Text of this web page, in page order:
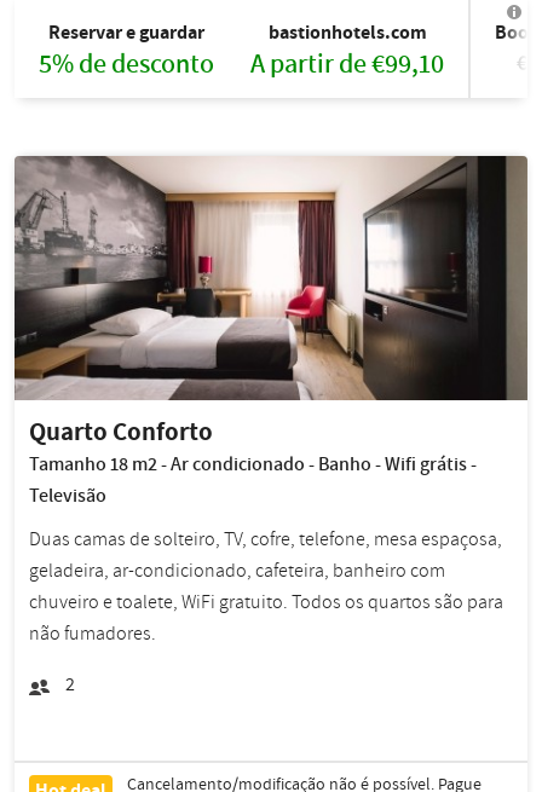
Reservar e guardar
5% de desconto
bastionhotels.com
A partir de €99,10
Quarto Conforto
Tamanho 18 m2 - Ar condicionado - Banho - Wifi grátis -
Televisão
Duas camas de solteiro, TV, cofre, telefone, mesa espaçosa,
geladeira, ar-condicionado, cafeteira, banheiro com
chuveiro e toalete, WiFi gratuito. Todos os quartos são para
não fumadores.
2
Cancelamento/modificação não é possível. Pague